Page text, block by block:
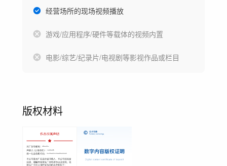
经营场所的现场视频播放
游戏/应用程序/硬件等载体的视频内置
电影/综艺/纪录片/电视剧等影视作品或栏目
版权材料